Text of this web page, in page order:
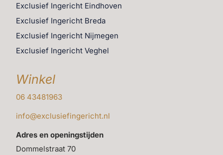
Exclusief Ingericht Eindhoven
Exclusief Ingericht Breda
Exclusief Ingericht Nijmegen
Exclusief Ingericht Veghel
Winkel
06 43481963
info@exclusiefingericht.nl
Adres en openingstijden
Dommelstraat 70